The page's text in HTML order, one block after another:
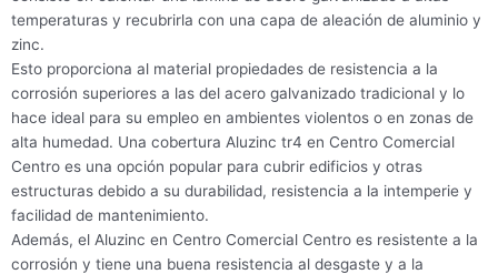
temperaturas y recubrirla con una capa de aleación de aluminio y
zinc.
Esto proporciona al material propiedades de resistencia a la
corrosión superiores a las del acero galvanizado tradicional y lo
hace ideal para su empleo en ambientes violentos o en zonas de
alta humedad. Una cobertura Aluzinc tr4 en Centro Comercial
Centro es una opción popular para cubrir edificios y otras
estructuras debido a su durabilidad, resistencia a la intemperie y
facilidad de mantenimiento.
Además, el Aluzinc en Centro Comercial Centro es resistente a la
corrosión y tiene una buena resistencia al desgaste y a la